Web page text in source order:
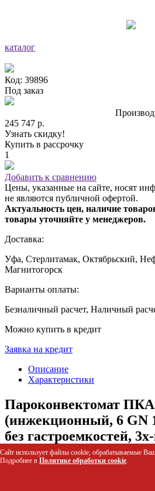
каталог
Код: 39896
Под заказ
245 747 р.
Узнать скидку!
Купить в рассрочку
1
Добавить к сравнению
Цены, указанные на сайте, носят
не являются публичной офертой.
Актуальность цен, наличие
товары уточняйте у менеджеров.
Доставка:
Уфа, Стерлитамак, Октябрьский,
Магнитогорск
Варианты оплаты:
Безналичный расчет, Наличный
Можно купить в кредит
Заявка на кредит
Описание
Характеристики
Пароконвектомат
(инжекционный, 6 GN
без гастроемкостей,
щуп)
Сайт использует файлы cookie, обрабатываемые
Подробнее в Политике обработки cookie.